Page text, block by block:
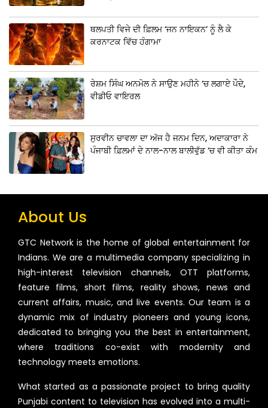
ਥਲਪਤੀ ਵਿਜੇ ਦੀ ਫ਼ਿਲਮ ‘ਜਨ ਨਾਇਕਨ’ ਨੂੰ ਲੈ ਕੇ
ਕਰਨਾਟਕ ਵਿੱਚ ਹੰਗਾਮਾ
ਰੇਸ਼ਮ ਸਿੰਘ ਅਨਮੋਲ ਨੇ ਸਾਉਣ ਮਹੀਨੇ ‘ਚ ਲਗਾਏ ਪੌਦੇ,
ਵੀਡੀਓ ਵਾਇਰਲ
ਸੁਰਵੀਨ ਚਾਵਲਾ ਦਾ ਅੱਜ ਹੈ ਜਨਮ ਦਿਨ, ਅਦਾਕਾਰਾ ਨੇ
ਪੰਜਾਬੀ ਫ਼ਿਲਮਾਂ ਦੇ ਨਾਲ-ਨਾਲ ਬਾਲੀਵੁੱਡ ‘ਚ ਵੀ ਕੀਤਾ ਕੰਮ
About Us
GTC Network is the home of global entertainment for
Indians. We are a multimedia company specializing in
high-interest television channels, OTT platforms,
feature films, short films, reality shows, news and
current affairs, music, and live events. Our team is a
dynamic mix of industry pioneers and young icons,
dedicated to bringing you the best in entertainment,
where traditions co-exist with modernity and
technology meets emotions.
What started as a passionate project to bring quality
Punjabi content to television has evolved into a multi-